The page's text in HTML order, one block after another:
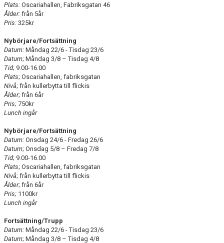
Plats: Oscariahallen, Fabriksgatan 46
Ålder: från 5år
Pris: 325kr
Nybörjare/Fortsättning
Datum: Måndag 22/6 - Tisdag 23/6
Datum; Måndag 3/8 – Tisdag 4/8
Tid; 9.00-16.00
Plats; Oscariahallen, fabriksgatan
Nivå; från kullerbytta till flickis
Ålder; från 6år
Pris; 750kr
Lunch ingår
Nybörjare/Fortsättning
Datum: Onsdag 24/6 - Fredag 26/6
Datum; Onsdag 5/8 – Fredag 7/8
Tid; 9.00-16.00
Plats; Oscariahallen, fabriksgatan
Nivå; från kullerbytta till flickis
Ålder; från 6år
Pris; 1100kr
Lunch ingår
Fortsättning/Trupp
Datum: Måndag 22/6 - Tisdag 23/6
Datum; Måndag 3/8 – Tisdag 4/8